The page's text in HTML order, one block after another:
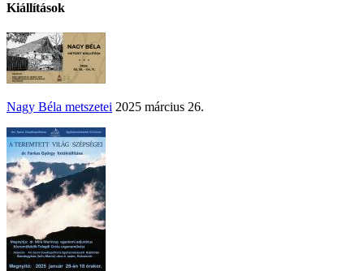
Kiállítások
Nagy Béla metszetei 2025 március 26.